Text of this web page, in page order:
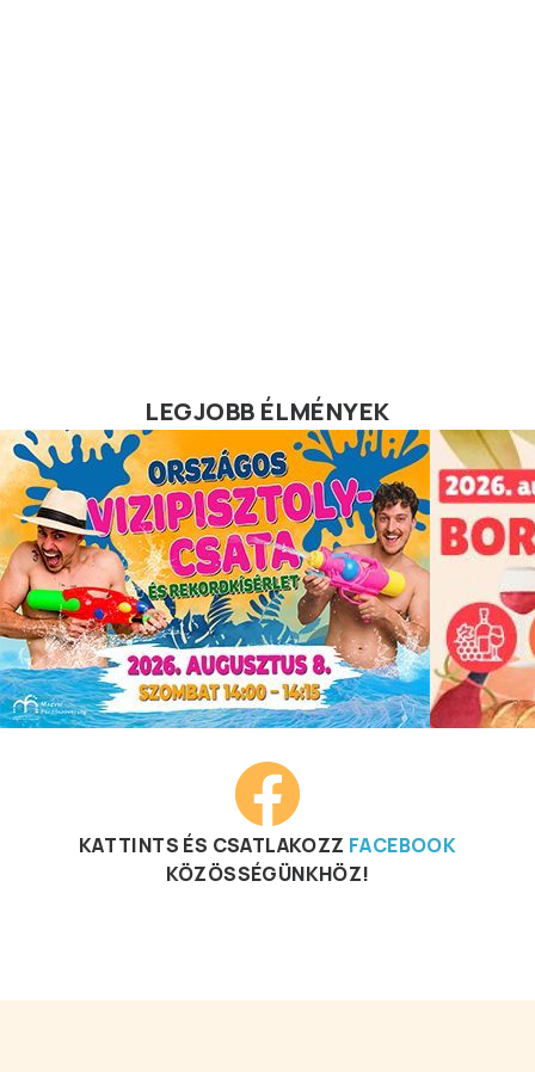
LEGJOBB ÉLMÉNYEK
KATTINTS ÉS CSATLAKOZZ FACEBOOK
KÖZÖSSÉGÜNKHÖZ!